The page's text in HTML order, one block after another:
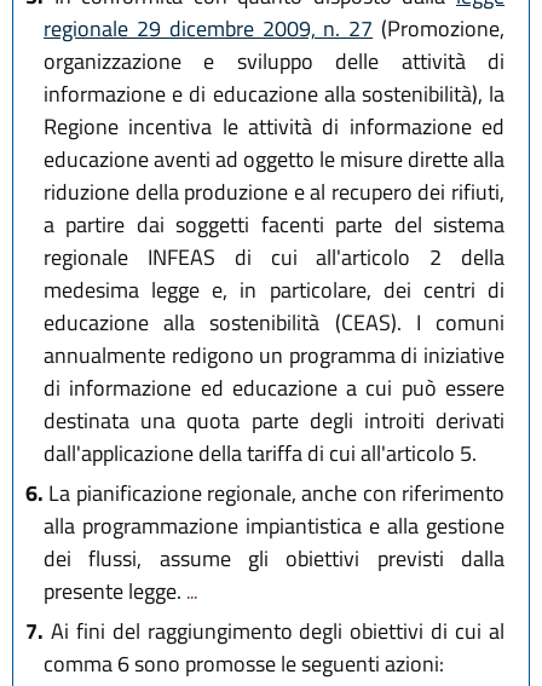
regionale 29 dicembre 2009, n. 27 (Promozione,
organizzazione e sviluppo delle attività di
informazione e di educazione alla sostenibilità), la
Regione incentiva le attività di informazione ed
educazione aventi ad oggetto le misure dirette alla
riduzione della produzione e al recupero dei rifiuti,
a partire dai soggetti facenti parte del sistema
regionale INFEAS di cui all'articolo 2 della
medesima legge e, in particolare, dei centri di
educazione alla sostenibilità (CEAS). I comuni
annualmente redigono un programma di iniziative
di informazione ed educazione a cui può essere
destinata una quota parte degli introiti derivati
dall'applicazione della tariffa di cui all'articolo 5.
6. La pianificazione regionale, anche con riferimento
alla programmazione impiantistica e alla gestione
dei flussi, assume gli obiettivi previsti dalla
presente legge. ...
7. Ai fini del raggiungimento degli obiettivi di cui al
comma 6 sono promosse le seguenti azioni: